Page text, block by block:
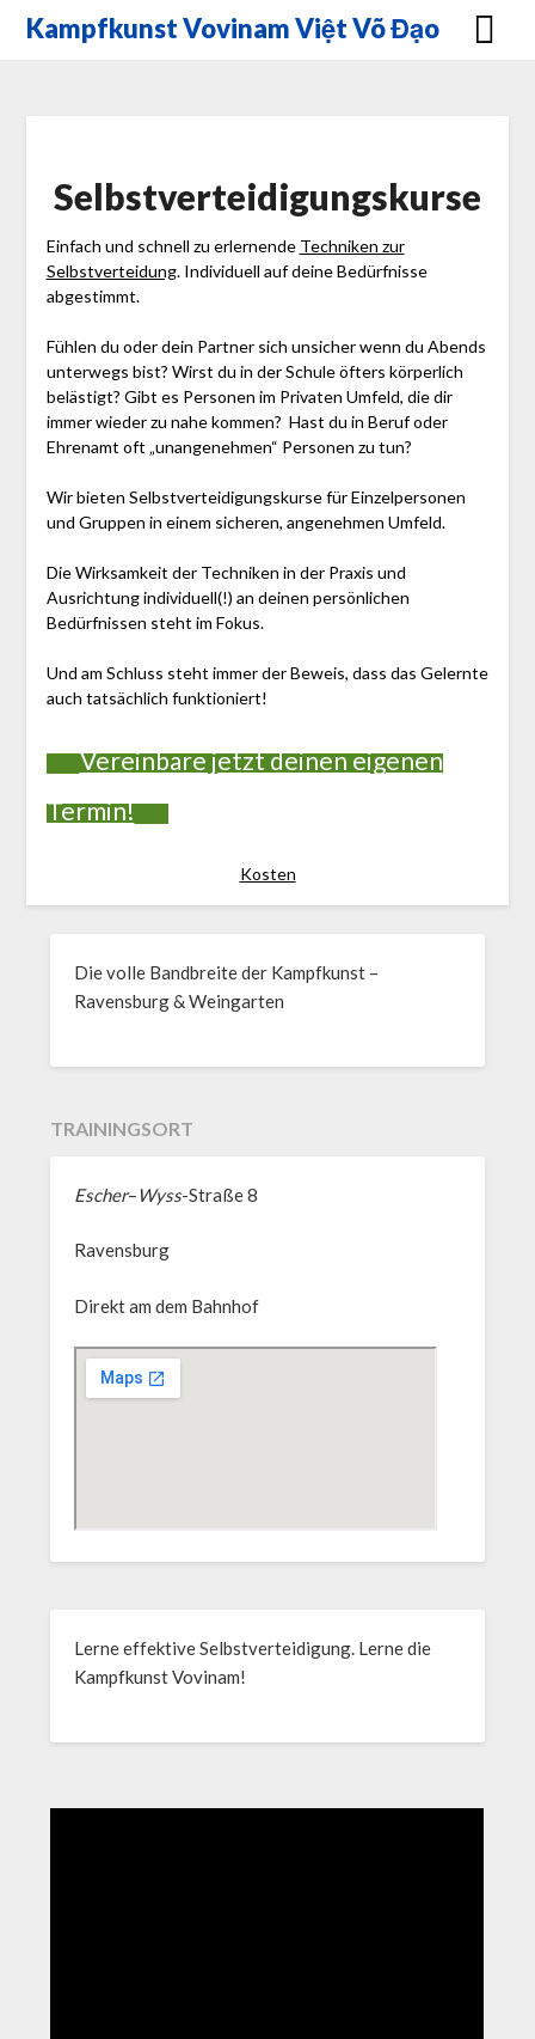
SkipKampfkunst Vovinam Việt Võ Đạo
Selbstverteidigungskurse
Einfach und schnell zu erlernende Techniken zur
Selbstverteidung. Individuell auf deine Bedürfnisse
abgestimmt.
Fühlen du oder dein Partner sich unsicher wenn du Abends
unterwegs bist? Wirst du in der Schule öfters körperlich
belästigt? Gibt es Personen im Privaten Umfeld, die dir
immer wieder zu nahe kommen? Hast du in Beruf oder
Ehrenamt oft „unangenehmen“ Personen zu tun?
Wir bieten Selbstverteidigungskurse für Einzelpersonen
und Gruppen in einem sicheren, angenehmen Umfeld.
Die Wirksamkeit der Techniken in der Praxis und
Ausrichtung individuell(!) an deinen persönlichen
Bedürfnissen steht im Fokus.
Und am Schluss steht immer der Beweis, dass das Gelernte
auch tatsächlich funktioniert!
Vereinbare jetzt deinen eigenen
Termin!
Kosten
Die volle Bandbreite der Kampfkunst –
Ravensburg & Weingarten
TRAININGSORT
Escher–Wyss-Straße 8
Ravensburg
Direkt am dem Bahnhof
Lerne effektive Selbstverteidigung. Lerne die
Kampfkunst Vovinam!